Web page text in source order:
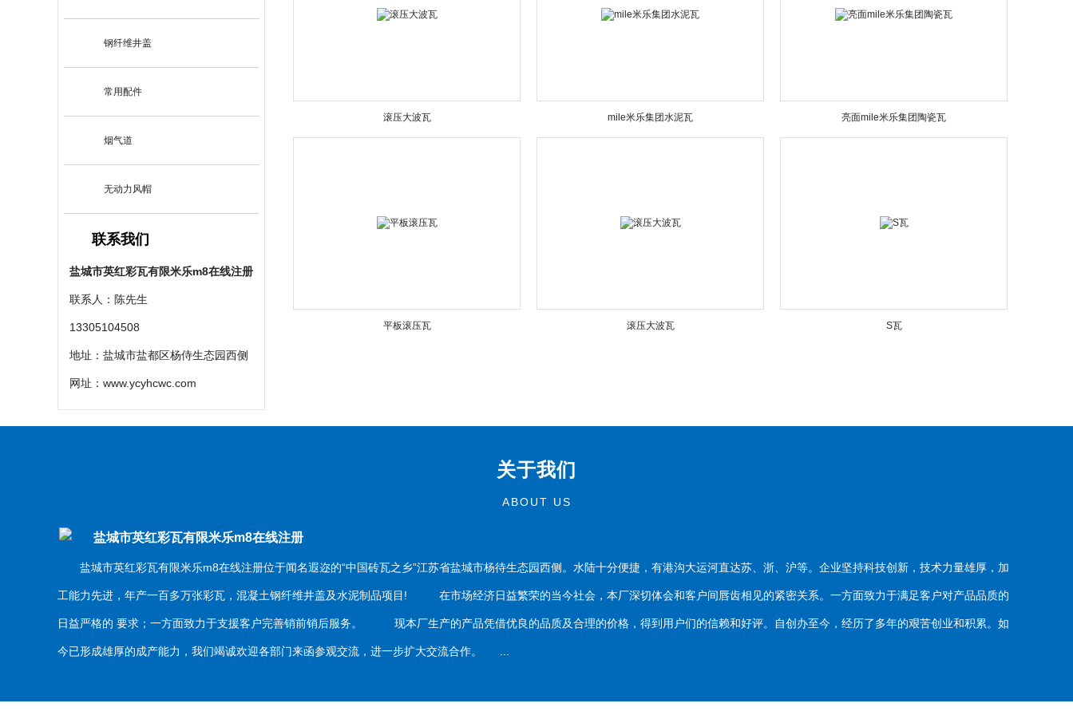
钢纤维井盖
常用配件
烟气道
无动力风帽
联系我们
盐城市英红彩瓦有限米乐m8在线注册
联系人：陈先生
13305104508
地址：盐城市盐都区杨侍生态园西侧
网址： www.ycyhcwc.com
滚压大波瓦 mile米乐集团水泥瓦 亮面mile米乐集团陶瓷瓦
平板滚压瓦 滚压大波瓦 S瓦
关于我们
ABOUT US
盐城市英红彩瓦有限米乐m8在线注册
盐城市英红彩瓦有限米乐m8在线注册位于闻名遐迩的“中国砖瓦之乡”江苏省盐城市杨待生态园西侧。水陆十分便捷，有港沟大运河直达苏、浙、沪等。企业坚持科技创新，技术力量雄厚，加
工能力先进，年产一百多万张彩瓦，混凝土钢纤维井盖及水泥制品项目! 在市场经济日益繁荣的当今社会，本厂深切体会和客户间唇齿相见的紧密关系。一方面致力于满足客户对产品品质的
日益严格的 要求；一方面致力于支援客户完善销前销后服务。 现本厂生产的产品凭借优良的品质及合理的价格，得到用户们的信赖和好评。自创办至今，经历了多年的艰苦创业和积累。如
今已形成雄厚的成产能力，我们竭诚欢迎各部门来函参观交流，进一步扩大交流合作。 ...